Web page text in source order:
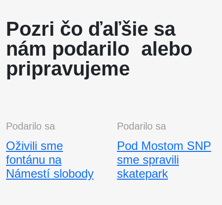
Pozri čo ďaľšie sa
nám podarilo alebo
pripravujeme
Podarilo sa
Oživili sme
fontánu na
Námestí slobody
Podarilo sa
Pod Mostom SNP
sme spravili
skatepark